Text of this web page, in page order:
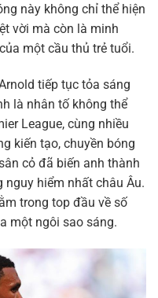
này không chỉ thể hiện
vời mà còn là minh
một cầu thủ trẻ tuổi.
tiếp tục tỏa sáng
là nhân tố không thể
League, cùng nhiều
kiến tạo, chuyền bóng
cỏ đã biến anh thành
hiểm nhất châu Âu.
trong top đầu về số
một ngôi sao sáng.